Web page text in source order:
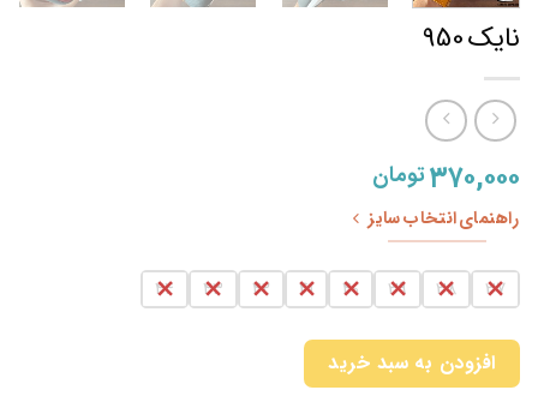
نایک 950
۳۷۰,۰۰۰تومان
راهنمای انتخاب سایز
37
38
39
40
41
42
43
44
افزودن به سبد خرید